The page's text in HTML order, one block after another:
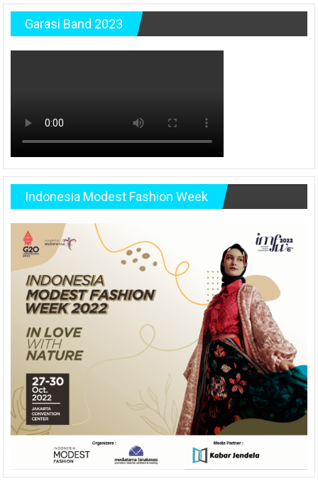
Garasi Band 2023
Indonesia Modest Fashion Week